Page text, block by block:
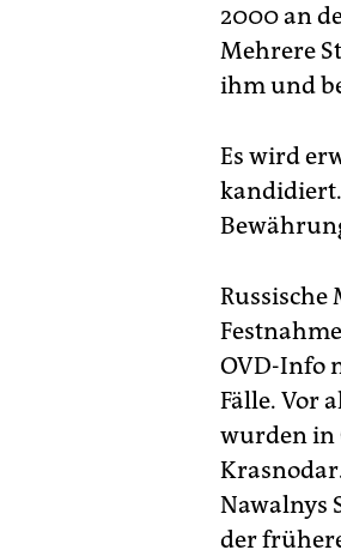
2000 an
Mehrere
ihm und
Es wird
OVD-Info
Fälle. Vor
wurden in
Nawalnys
der